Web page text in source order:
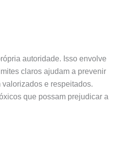
autoridade. Isso envolve
claros ajudam a prevenir
e respeitados.
que possam prejudicar a